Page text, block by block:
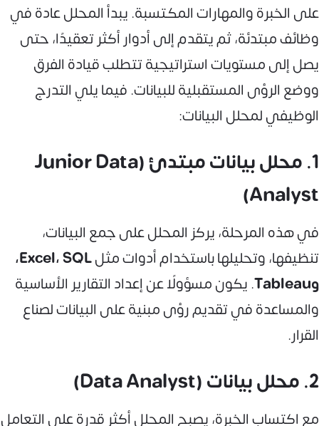
على الخبرة والمهارات المكتسبة. يبدأ المحلل عادة في
وظائف مبتدئة، ثم يتقدم إلى أدوار أكثر تعقيدًا، حتى
يصل إلى مستويات استراتيجية تتطلب قيادة الفرق
ووضع الرؤى المستقبلية للبيانات. فيما يلي التدرج
الوظيفي لمحلل البيانات:
1. محلل بيانات مبتدئ (Junior Data
Analyst)
في هذه المرحلة، يركز المحلل على جمع البيانات،
تنظيفها، وتحليلها باستخدام أدوات مثل
Excel، SQL،
وTableau
. يكون مسؤولًا عن إعداد التقارير الأساسية
والمساعدة في تقديم رؤى مبنية على البيانات لصناع
القرار.
2. محلل بيانات (Data Analyst)
مع اكتساب الخبرة، يصبح المحلل أكثر قدرة على التعامل